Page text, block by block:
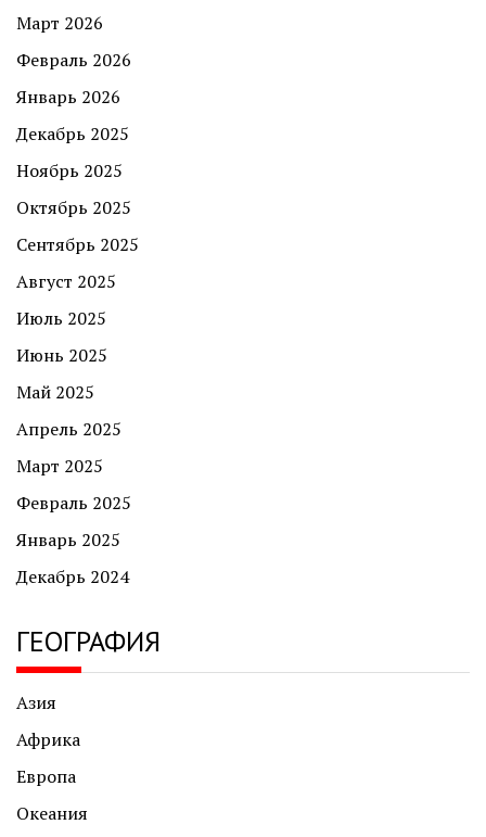
Март 2026
Февраль 2026
Январь 2026
Декабрь 2025
Ноябрь 2025
Октябрь 2025
Сентябрь 2025
Август 2025
Июль 2025
Июнь 2025
Май 2025
Апрель 2025
Март 2025
Февраль 2025
Январь 2025
Декабрь 2024
ГЕОГРАФИЯ
Азия
Африка
Европа
Океания